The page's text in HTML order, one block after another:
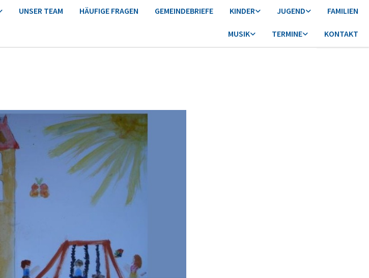
UNSER TEAM HÄUFIGE FRAGEN GEMEINDEBRIEFE KINDER JUGEND FAMILIEN
MUSIK TERMINE KONTAKT